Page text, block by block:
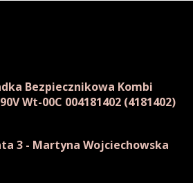
Bezpiecznikowa Kombi
Wt-00C 004181402 (4181402)
3 - Martyna Wojciechowska